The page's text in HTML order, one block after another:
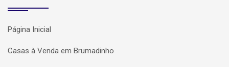
Página Inicial
Casas à Venda em Brumadinho